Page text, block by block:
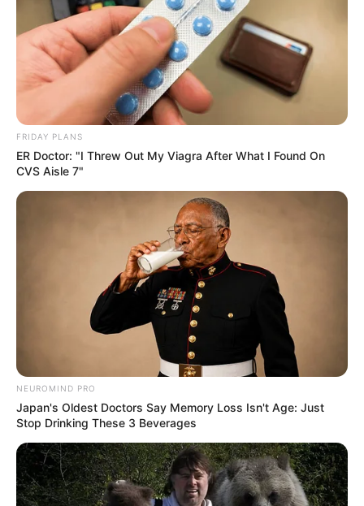
FRIDAY PLANS
ER Doctor: "I Threw Out My Viagra After What I Found On
CVS Aisle 7"
NEUROMIND PRO
Japan's Oldest Doctors Say Memory Loss Isn't Age: Just
Stop Drinking These 3 Beverages